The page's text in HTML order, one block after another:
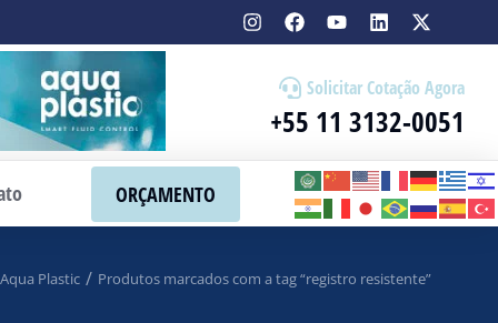
Solicitar Cotação Agora
+55 11 3132-0051
ORÇAMENTO
Plastic Produtos marcados com a tag “registro resistente”